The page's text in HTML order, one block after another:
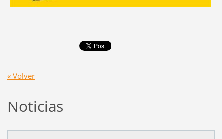
« Volver
Noticias